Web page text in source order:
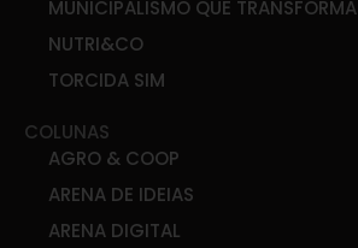
MUNICIPALISMO QUE TRANSFORMA
NUTRI&CO
TORCIDA SIM
COLUNAS
AGRO & COOP
ARENA DE IDEIAS
ARENA DIGITAL